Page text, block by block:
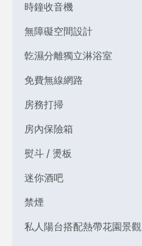
時鐘收音機
無障礙空間設計
亁濕分離獨立淋浴室
免費無線網路
房務打掃
房內保險箱
熨斗 / 燙板
迷你酒吧
禁煙
私人陽台搭配熱帶花園景觀